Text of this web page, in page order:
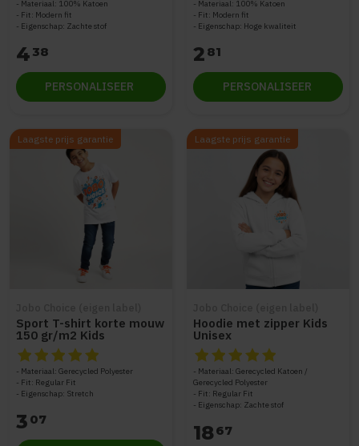
Materiaal: 100% Katoen
Fit: Modern fit
Eigenschap: Zachte stof
4 38
PERSONALISEER
Materiaal: 100% Katoen
Fit: Modern fit
Eigenschap: Hoge kwaliteit
2 81
PERSONALISEER
Laagste prijs garantie
Sport T-shirt korte mouw
150 gr/m2 Kids
De beoordeling van dit product is5 van de 5
Materiaal: Gerecycled Polyester
Fit: Regular Fit
Eigenschap: Stretch
3 07
Laagste prijs garantie
Hoodie met zipper Kids
Unisex
De beoordeling van dit
Materiaal: Gerecycled Katoen /
Gerecycled Polyester
Fit: Regular Fit
Eigenschap: Zachte stof
1867